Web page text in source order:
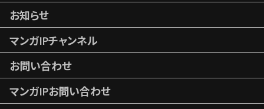
お知らせ
マンガIPチャンネル
お問い合わせ
マンガIPお問い合わせ